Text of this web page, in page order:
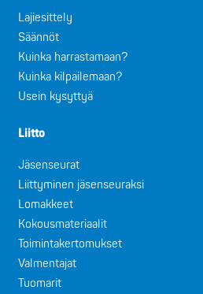
Lajiesittely
Säännöt
Kuinka harrastamaan?
Kuinka kilpailemaan?
Usein kysyttyä
Liitto
Jäsenseurat
Liittyminen jäsenseuraksi
Lomakkeet
Kokousmateriaalit
Toimintakertomukset
Valmentajat
Tuomarit